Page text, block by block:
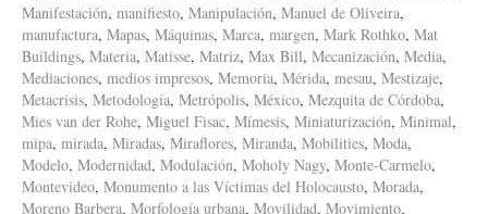
Manifestación, manifiesto, Manipulación, Manuel de Oliveira,
manufactura, Mapas, Máquinas, Marca, margen, Mark Rothko, Mat
Buildings, Materia, Matisse, Matriz, Max Bill, Mecanización, Media,
Mediaciones, medios impresos, Memoria, Mérida, mesau, Mestizaje,
Metacrisis, Metodología, Metrópolis, México, Mezquita de Córdoba,
Mies van der Rohe, Miguel Fisac, Mímesis, Miniaturización, Minimal,
mipa, mirada, Miradas, Miraflores, Miranda, Mobilities, Moda,
Modelo, Modernidad, Modulación, Moholy Nagy, Monte-Carmelo,
Montevideo, Monumento a las Víctimas del Holocausto, Morada,
Moreno Barbera, Morfología urbana, Movilidad, Movimiento,